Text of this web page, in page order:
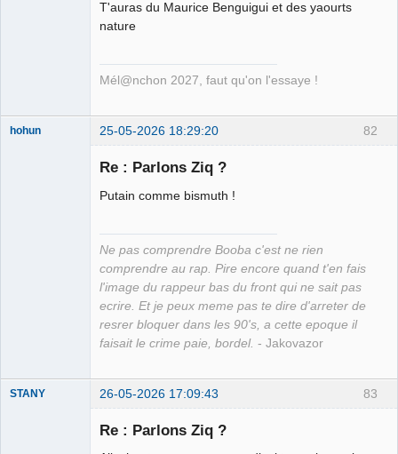
T'auras du Maurice Benguigui et des yaourts
nature
Mél@nchon 2027, faut qu'on l'essaye !
82
hohun 25-05-2026 18:29:20
Re : Parlons Ziq ?
Putain comme bismuth !
Ne pas comprendre Booba c'est ne rien
comprendre au rap. Pire encore quand t'en fais
l'image du rappeur bas du front qui ne sait pas
ecrire. Et je peux meme pas te dire d'arreter de
resrer bloquer dans les 90's, a cette epoque il
faisait le crime paie, bordel. - Jakovazor
83
STANY 26-05-2026 17:09:43
Re : Parlons Ziq ?